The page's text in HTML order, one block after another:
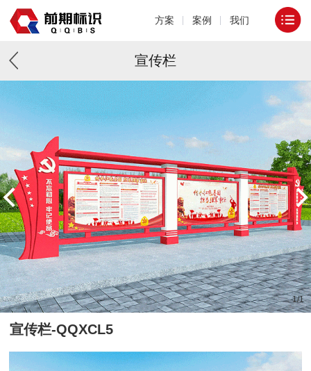
方案 案例 我们
宣传栏
1/1
宣传栏-QQXCL5